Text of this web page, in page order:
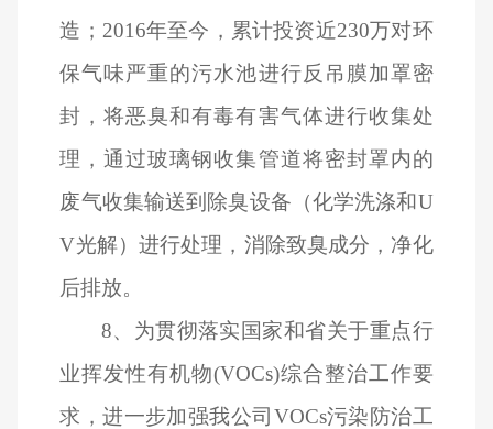
造；2016年至今，累计投资近230万对环
保气味严重的污水池进行反吊膜加罩密
封，将恶臭和有毒有害气体进行收集处
理，通过玻璃钢收集管道将密封罩内的
废气收集输送到除臭设备（化学洗涤和U
V光解）进行处理，消除致臭成分，净化
后排放。
8、为贯彻落实国家和省关于重点行
业挥发性有机物(VOCs)综合整治工作要
求，进一步加强我公司VOCs污染防治工